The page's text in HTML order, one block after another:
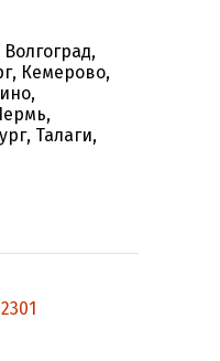
Кемерово,
Талаги,